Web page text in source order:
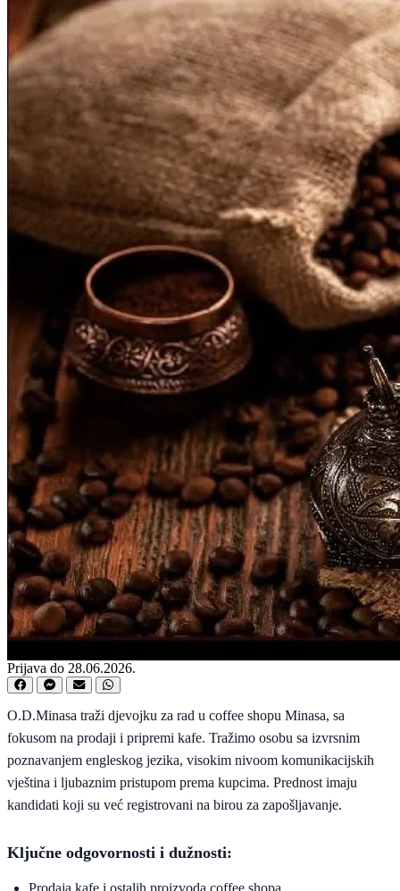
Prijava do 28.06.2026.
O.D.Minasa traži djevojku za rad u coffee shopu Minasa, sa
fokusom na prodaji i pripremi kafe. Tražimo osobu sa izvrsnim
poznavanjem engleskog jezika, visokim nivoom komunikacijskih
vještina i ljubaznim pristupom prema kupcima. Prednost imaju
kandidati koji su već registrovani na birou za zapošljavanje.
Ključne odgovornosti i dužnosti:
Prodaja kafe i ostalih proizvoda coffee shopa